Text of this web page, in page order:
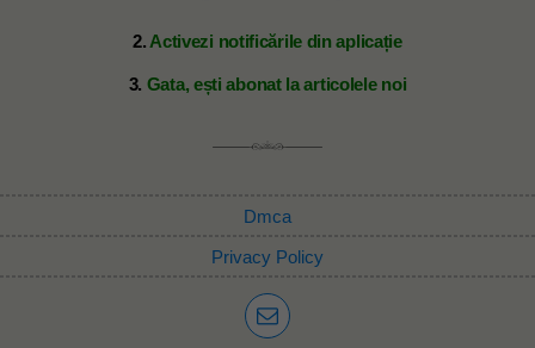
2. Activezi notificările din aplicație
3. Gata, ești abonat la articolele noi
Dmca
Privacy Policy